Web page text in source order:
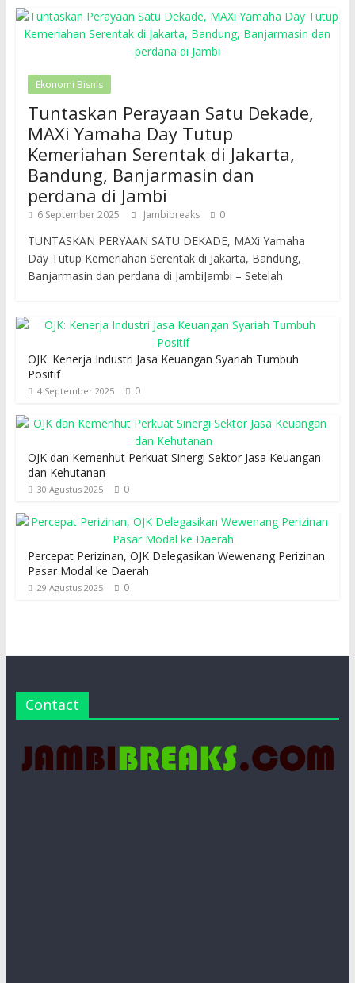
Ekonomi Bisnis
Tuntaskan Perayaan Satu Dekade,
MAXi Yamaha Day Tutup
Kemeriahan Serentak di Jakarta,
Bandung, Banjarmasin dan
perdana di Jambi
6 September 2025 Jambibreaks 0
TUNTASKAN PERYAAN SATU DEKADE, MAXi Yamaha
Day Tutup Kemeriahan Serentak di Jakarta, Bandung,
Banjarmasin dan perdana di JambiJambi – Setelah
OJK: Kenerja Industri Jasa Keuangan Syariah Tumbuh
Positif
4 September 2025 0
OJK dan Kemenhut Perkuat Sinergi Sektor Jasa Keuangan
dan Kehutanan
30 Agustus 2025 0
Percepat Perizinan, OJK Delegasikan Wewenang Perizinan
Pasar Modal ke Daerah
29 Agustus 2025 0
Contact